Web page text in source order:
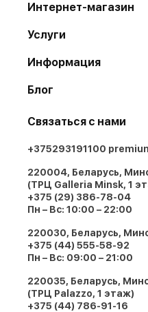
Интернет-магазин
Услуги
Информация
Блог
Связаться с нами
+375293191100
220004, Беларусь,
(ТРЦ Galleria Minsk, 1
+375 (29) 386-78-04
Пн – Вс: 10:00 – 22:00
220030, Беларусь,
+375 (44) 555-58-92
Пн – Вс: 09:00 – 21:00
220035, Беларусь,
(ТРЦ Palazzo, 1 этаж)
+375 (44) 786-91-16